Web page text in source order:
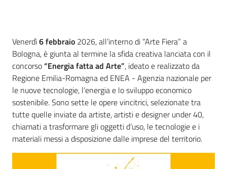
su
Introduzione
Venerdì6 febbraio 2026, all’interno di “Arte Fiera” a
Bologna, è giunta al termine la sfida creativa lanciata con il
concorso“Energia fatta ad Arte”, ideato e realizzato da
Regione Emilia-Romagna ed ENEA - Agenzia nazionale per
le nuove tecnologie, l’energia e lo sviluppo economico
sostenibile. Sono sette le opere vincitrici, selezionate tra
tutte quelle inviate da artiste, artisti e designer under 40,
chiamati a trasformare gli oggetti d’uso, le tecnologie e i
materiali messi a disposizione dalle imprese del territorio.